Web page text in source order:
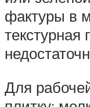
фактуры в
текстурная
Для